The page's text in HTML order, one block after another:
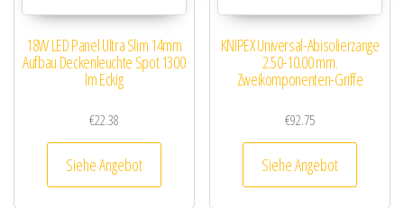
18W LED Panel Ultra Slim 14mm
Aufbau Deckenleuchte Spot 1300
lm Eckig
€22.38
Siehe Angebot
KNIPEX Universal-Abisolierzange
2.50-10.00 mm.
Zweikomponenten-Griffe
€92.75
Siehe Angebot